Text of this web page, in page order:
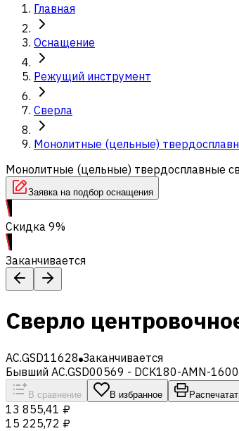
Главная
Оснащение
Режущий инструмент
Сверла
Монолитные (цельные)
Монолитные (цельные) твердосплавные
Заявка на подбор оснащения
Скидка 9%
Заканчивается
Сверло
AC.GSD11628 Заканчивается
Бывший AC.GSD00569 - DCK180-AMN-1600
В сравнение В избранное
13 855,41 ₽
15 225,72 ₽